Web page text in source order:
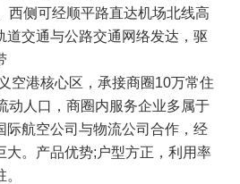
西侧可经顺平路直达机场北线高
道交通与公路交通网络发达，驱
空港核心区，承接商圈10万常住
动人口，商圈内服务企业多属于
际航空公司与物流公司合作，经
大。产品优势; 户型方正，利用率